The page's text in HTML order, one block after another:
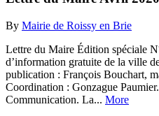
By Mairie de Roissy en Brie
Lettre du Maire Édition spéciale
d’information gratuite de la ville
publication : François Bouchart,
Coordination : Gonzague
Communication. La... More